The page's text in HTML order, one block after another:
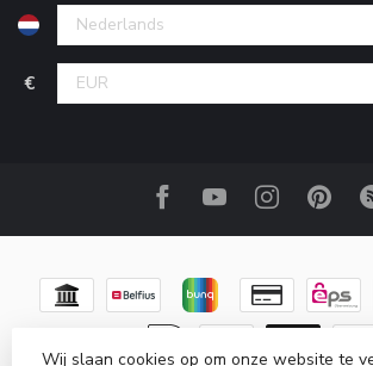
€
Wij slaan cookies op om onze website te